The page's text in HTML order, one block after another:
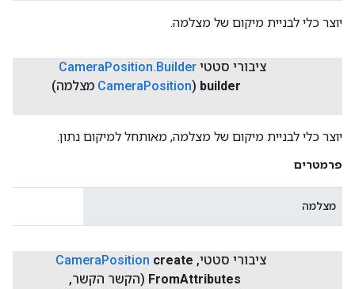
יוצר כלי לבניית מיקום של מצלמה.
ציבורי סטטי Camera Position. Builder
builder
(
Camera Position מצלמה)
יוצר כלי לבניית מיקום של מצלמה, מאותחל למיקום נתון.
פרמטרים
מצלמה
ציבורי סטטי,
Camera Position create
FromAttributes (הקשר הקשר,